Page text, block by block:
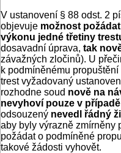
V ustanovení § 88 odst. 2
objevuje možnost
výkonu jedné třetiny
dosavadní úprava, tak
závažných zločinů). U
k podmíněnému
trest vyžadovaný
rozhodne soud nově na
nevyhoví pouze v případě
odsouzený nevedl řádný
aby byly výrazně zmírněny
požádat o podmíněné
takové žádosti vyhovět.